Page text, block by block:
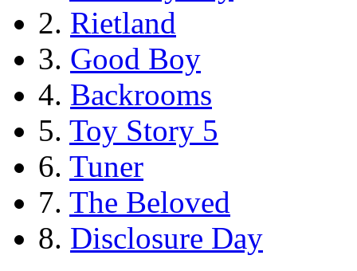
2. Rietland
3. Good Boy
4. Backrooms
5. Toy Story 5
6. Tuner
7. The Beloved
8. Disclosure Day